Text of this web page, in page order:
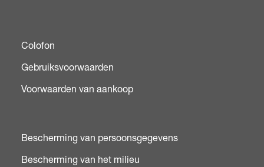
Colofon
Gebruiksvoorwaarden
Voorwaarden van aankoop
Bescherming van persoonsgegevens
Bescherming van het milieu